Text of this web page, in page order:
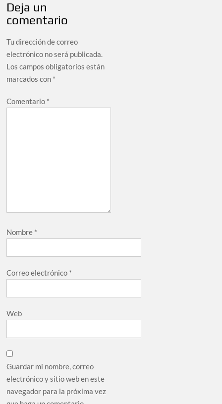
Deja un
comentario
Tu dirección de correo
electrónico no será publicada.
Los campos obligatorios están
marcados con *
Comentario *
Nombre *
Correo electrónico *
Web
Guardar mi nombre, correo
electrónico y sitio web en este
navegador para la próxima vez